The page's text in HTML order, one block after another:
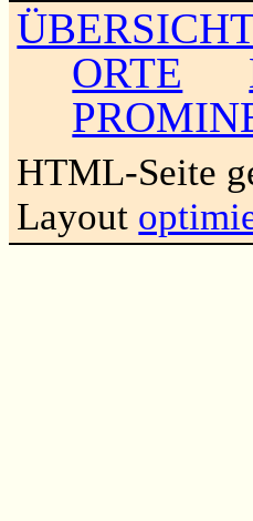
ORTE
HTML-Seite
Layout